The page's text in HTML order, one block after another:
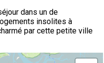
dans un de
insolites à
par cette petite ville